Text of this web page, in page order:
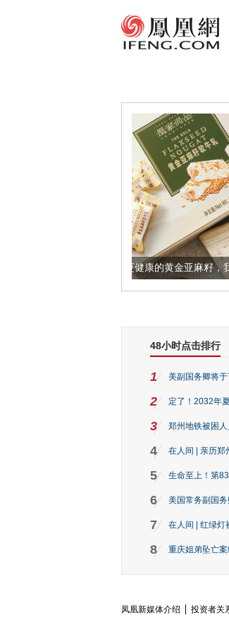
让身体更健康的黄金亚麻籽，我们把它加到了
48小时点击排行
1 美副国务卿将
2 定了！2032年
3 郑州地铁被困
4 在人间 | 亲历郑
5 生命至上！第
6 美国常务副国
7 在人间 | 红绿灯
8 重庆姐弟坠亡
凤凰新媒体介绍 投资者关